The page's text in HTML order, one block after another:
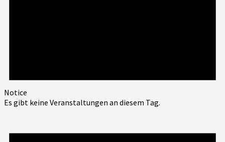
Notice
Es gibt keine Veranstaltungen an diesem Tag.